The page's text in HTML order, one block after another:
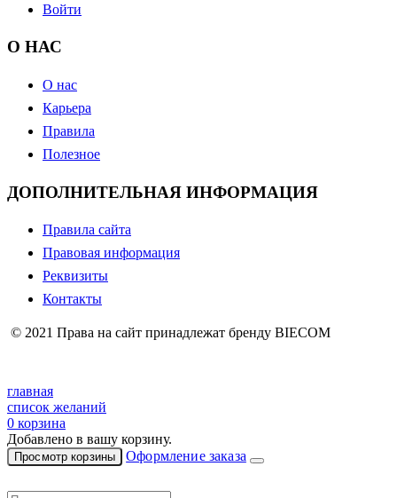
Войти
О НАС
О нас
Карьера
Правила
Полезное
ДОПОЛНИТЕЛЬНАЯ ИНФОРМАЦИЯ
Правила сайта
Правовая информация
Реквизиты
Контакты
© 2021 Права на сайт принадлежат бренду BIECOM
главная
список желаний
0 корзина
Добавлено в вашу корзину.
Просмотр корзины Оформление заказа